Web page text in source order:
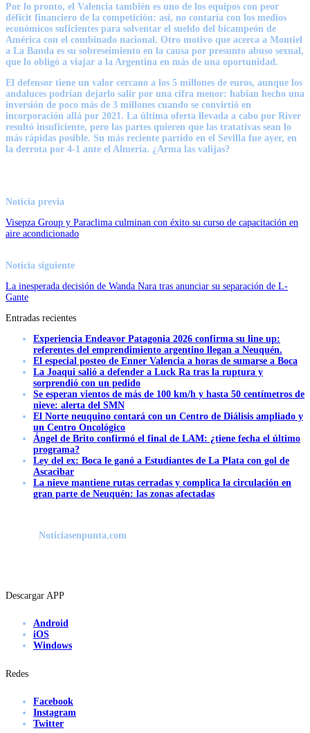
Por lo pronto, el Valencia también es uno de los equipos con peor
déficit financiero de la competición: así, no contaría con los medios
económicos suficientes para solventar el sueldo del bicampeón de
América con el combinado nacional. Otro motivo que acerca a Montiel
a La Banda es su sobreseimiento en la causa por presunto abuso sexual ,
que lo obligó a viajar a la Argentina en más de una oportunidad.
El defensor tiene un valor cercano a los 5 millones de euros, aunque los
andaluces podrían dejarlo salir por una cifra menor: habían hecho una
inversión de poco más de 3 millones cuando se convirtió en
incorporación allá por 2021. La última oferta llevada a cabo por River
resultó insuficiente, pero las partes quieren que las tratativas sean lo
más rápidas posible. Su más reciente partido en el Sevilla fue ayer, en
la derrota por 4-1 ante el Almería. ¿Arma las valijas?
Noticia previa
Visepza Group y Paraclima culminan con éxito su curso de capacitación en
aire acondicionado
Noticia siguiente
La inesperada decisión de Wanda Nara tras anunciar su separación de L-
Gante
Entradas recientes
Experiencia Endeavor Patagonia 2026 confirma su line up:
referentes del emprendimiento argentino llegan a Neuquén.
El especial posteo de Enner Valencia a horas de sumarse a Boca
La Joaqui salió a defender a Luck Ra tras la ruptura y
sorprendió con un pedido
Se esperan vientos de más de 100 km/h y hasta 50 centímetros de
nieve: alerta del SMN
El Norte neuquino contará con un Centro de Diálisis ampliado y
un Centro Oncológico
Ángel de Brito confirmó el final de LAM: ¿tiene fecha el último
programa?
Ley del ex: Boca le ganó a Estudiantes de La Plata con gol de
Ascacibar
La nieve mantiene rutas cerradas y complica la circulación en
gran parte de Neuquén: las zonas afectadas
Noticiasenpunta.com
Descargar APP
Android
iOS
Windows
Redes
Facebook
Instagram
Twitter